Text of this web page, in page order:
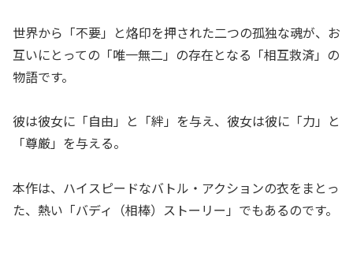
世界から「不要」と烙印を押された二つの孤独な魂が、お
互いにとっての「唯一無二」の存在となる「相互救済」の
物語です。
彼は彼女に「自由」と「絆」を与え、彼女は彼に「力」と
「尊厳」を与える。
本作は、ハイスピードなバトル・アクションの衣をまとっ
た、熱い「バディ（相棒）ストーリー」でもあるのです。